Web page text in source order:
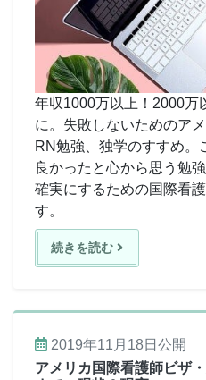
年収1000万以上！2000万
に。失敗しないためのア
RN勉強、独学のすすめ。
良かったと心から思う勉
確実にするための国際看
す。
続きを読む
2019年11月18日 公開
アメリカ国際看護師ビザ